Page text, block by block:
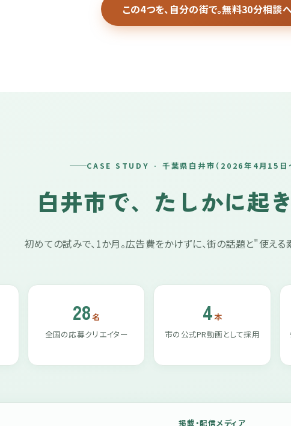
この4つを、自分の街で。無料30分相談
CASE STUDY · 千葉県白井市（2026年4月15日
白井市で、 たしかに起
初めての試みで、1か月。広告費をかけずに、街の話題と"使え
28名
全国の応募クリエイター
4本
市の公式PR動画として採用
掲載・配信メディア